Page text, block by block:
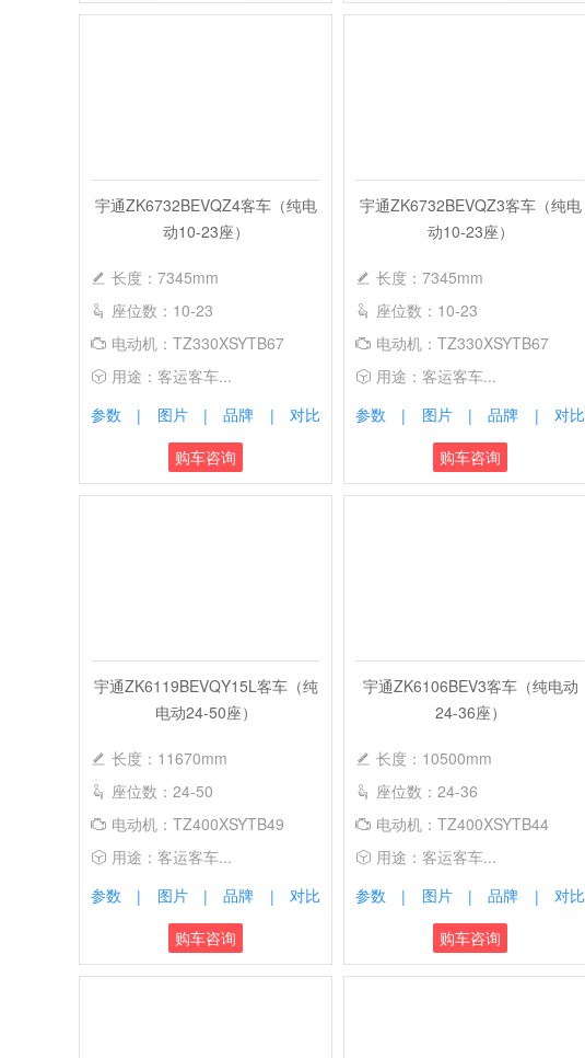
宇通ZK6732BEVQZ4客车（纯电
动10-23座）
长度：7345mm
座位数：10-23
电动机：TZ330XSYTB67
用途：客运客车...
参数
| 图片 | 品牌 |
对比
购车咨询
宇通ZK6732BEVQZ3客车（纯电
动10-23座）
长度：7345mm
座位数：10-23
电动机：TZ330XSYTB67
用途：客运客车...
参数
| 图片 | 品牌 |
对比
购车咨询
宇通ZK6119BEVQY15L客车（纯
电动24-50座）
长度：11670mm
座位数：24-50
电动机：TZ400XSYTB49
用途：客运客车...
参数
| 图片 | 品牌 |
对比
购车咨询
宇通ZK6106BEV3客车（纯电动
24-36座）
长度：10500mm
座位数：24-36
电动机：TZ400XSYTB44
用途：客运客车...
参数
| 图片 | 品牌 |
对比
购车咨询